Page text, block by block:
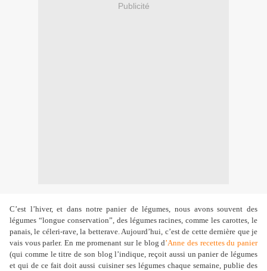
Publicité
C’est l’hiver, et dans notre panier de légumes, nous avons souvent des
légumes “longue conservation”, des légumes racines, comme les carottes, le
panais, le céleri-rave, la betterave. Aujourd’hui, c’est de cette dernière que je
vais vous parler. En me promenant sur le blog d’Anne des recettes du panier
(qui comme le titre de son blog l’indique, reçoit aussi un panier de légumes
et qui de ce fait doit aussi cuisiner ses légumes chaque semaine, publie des